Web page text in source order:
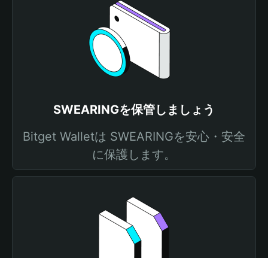
SWEARINGを保管しましょう
Bitget Walletは SWEARINGを安心・安全
に保護します。